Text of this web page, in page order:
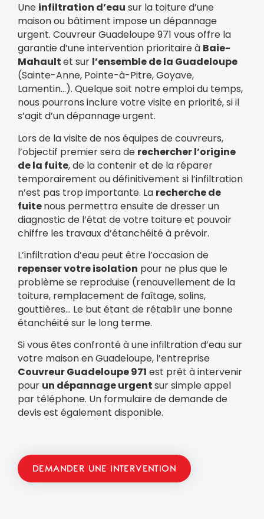
Une infiltration d’eau sur la toiture d’une
maison ou bâtiment impose un dépannage
urgent. Couvreur Guadeloupe 971 vous offre la
garantie d’une intervention prioritaire à Baie-
Mahaultet sur l’ensemble de la Guadeloupe
(Sainte-Anne, Pointe-à-Pitre, Goyave,
Lamentin…). Quelque soit notre emploi du temps,
nous pourrons inclure votre visite en priorité, si il
s’agit d’un dépannage urgent.
Lors de la visite de nos équipes de couvreurs,
l’objectif premier sera de rechercher l’origine
de la fuite, de la contenir et de la réparer
temporairement ou définitivement si l’infiltration
n’est pas trop importante. La recherche de
fuitenous permettra ensuite de dresser un
diagnostic de l’état de votre toiture et pouvoir
chiffre les travaux d’étanchéité à prévoir.
L’infiltration d’eau peut être l’occasion de
repenser votre isolation pour ne plus que le
problème se reproduise (renouvellement de la
toiture, remplacement de faîtage, solins,
gouttières… Le but étant de rétablir une bonne
étanchéité sur le long terme.
Si vous êtes confronté à une infiltration d’eau sur
votre maison en Guadeloupe, l’entreprise
Couvreur Guadeloupe 971 est prêt à intervenir
pour un dépannage urgentsur simple appel
par téléphone. Un formulaire de demande de
devis est également disponible.
DEMANDER UNE INTERVENTION